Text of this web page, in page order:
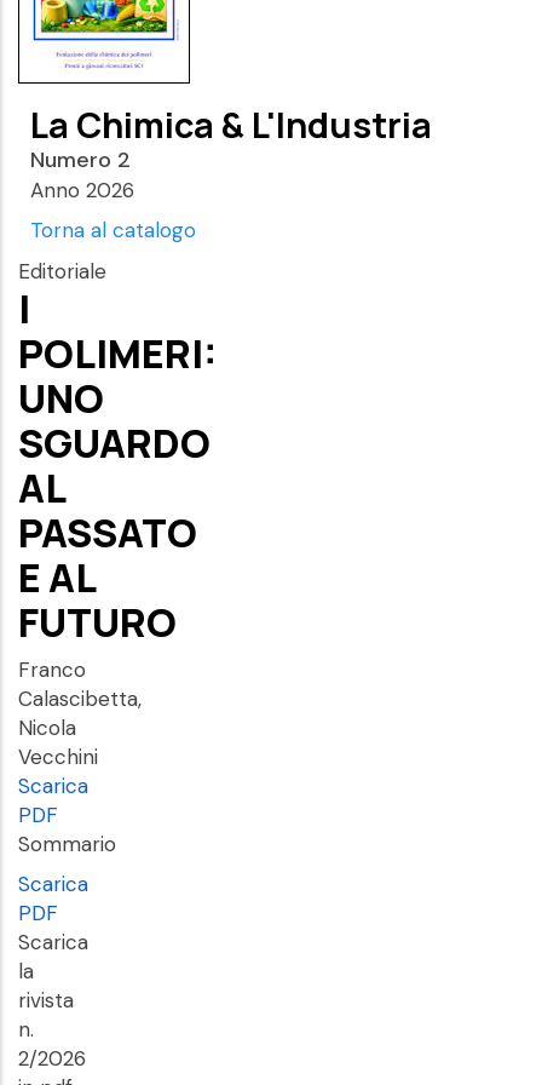
La Chimica & L'Industria
Numero 2
Anno 2026
Torna al catalogo
Editoriale
I
POLIMERI:
UNO
SGUARDO
AL
PASSATO
E AL
FUTURO
Franco
Calascibetta,
Nicola
Vecchini
Scarica
PDF
Sommario
Scarica
PDF
Scarica
la
rivista
n.
2/2026